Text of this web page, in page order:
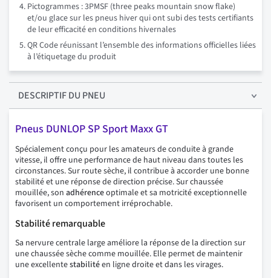
Pictogrammes : 3PMSF (three peaks mountain snow flake)
et/ou glace sur les pneus hiver qui ont subi des tests certifiants
de leur efficacité en conditions hivernales
QR Code réunissant l’ensemble des informations officielles liées
à l’étiquetage du produit
DESCRIPTIFDU PNEU
Pneus DUNLOP SP Sport Maxx GT
Spécialement conçu pour les amateurs de conduite à grande
vitesse, il offre une performance de haut niveau dans toutes les
circonstances. Sur route sèche, il contribue à accorder une bonne
stabilité et une réponse de direction précise. Sur chaussée
mouillée, son adhérenceoptimale et sa motricité exceptionnelle
favorisent un comportement irréprochable.
Stabilité remarquable
Sa nervure centrale large améliore la réponse de la direction sur
une chaussée sèche comme mouillée. Elle permet de maintenir
une excellentestabilitéen ligne droite et dans les virages.